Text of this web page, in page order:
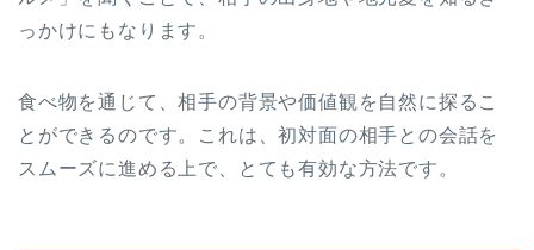
っかけにもなります。
食べ物を通じて、相手の背景や価値観を自然に探るこ
とができるのです。これは、初対面の相手との会話を
スムーズに進める上で、とても有効な方法です。